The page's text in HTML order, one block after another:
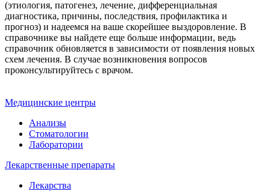
(этиология, патогенез, лечение, дифференциальная
диагностика, причины, последствия, профилактика и
прогноз) и надеемся на ваше скорейшее выздоровление. В
справочнике вы найдете еще больше информации, ведь
справочник обновляется в зависимости от появления новых
схем лечения. В случае возникновения вопросов
проконсультируйтесь с врачом.
Медицинские центры
Анализы
Стоматологии
Лаборатории
Лекарственные препараты
Лекарства